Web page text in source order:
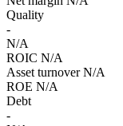
Quality
-
N/A
ROIC N/A
Asset turnover N/A
ROE N/A
Debt
-